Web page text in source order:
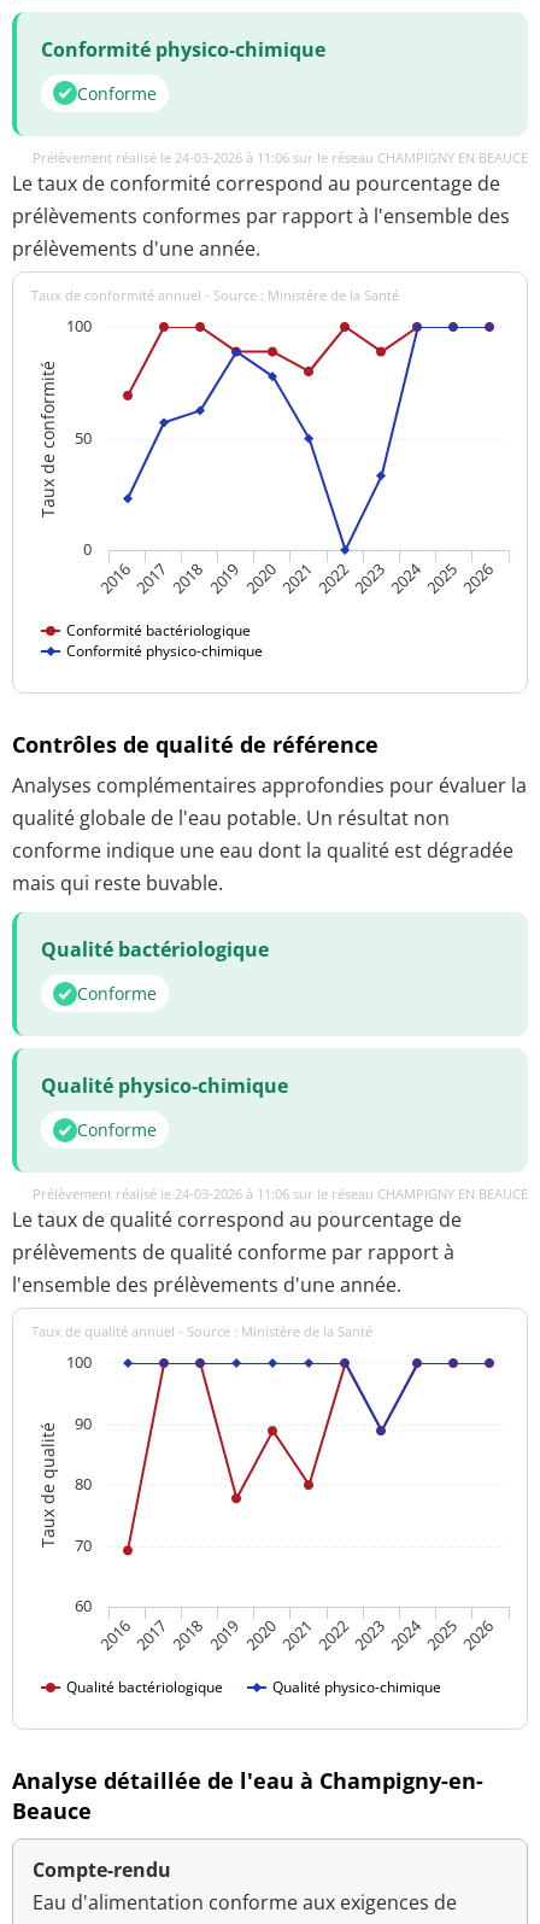
Conformité physico-chimique
Conforme
Prélèvement réalisé le 24-03-2026 à 11:06 sur le réseau CHAMPIGNY EN BEAUCE
Le taux de conformité correspond au pourcentage de
prélèvements conformes par rapport à l'ensemble des
prélèvements d'une année.
Taux de conformité
Taux de conformité annuel - Source : Ministère de la Santé
Conformité bactériologique
Conformité physico-chimique
20162017 201820192020202120222023202420252026
0
50
100
Contrôles de qualité de référence
Analyses complémentaires approfondies pour évaluer la
qualité globale de l'eau potable. Un résultat non
conforme indique une eau dont la qualité est dégradée
mais qui reste buvable.
Qualité bactériologique
Conforme
Qualité physico-chimique
Conforme
Prélèvement réalisé le 24-03-2026 à 11:06 sur le réseau CHAMPIGNY EN BEAUCE
Le taux de qualité correspond au pourcentage de
prélèvements de qualité conforme par rapport à
l'ensemble des prélèvements d'une année.
Taux de qualité
Taux de qualité annuel - Source : Ministère de la Santé
Qualité bactériologique Qualité physico-chimique
20162017 201820192020202120222023202420252026
60
70
80
90
100
Analyse détaillée de l'eau à Champigny-en-
Beauce
Compte-rendu
Eau d'alimentation conforme aux exigences de